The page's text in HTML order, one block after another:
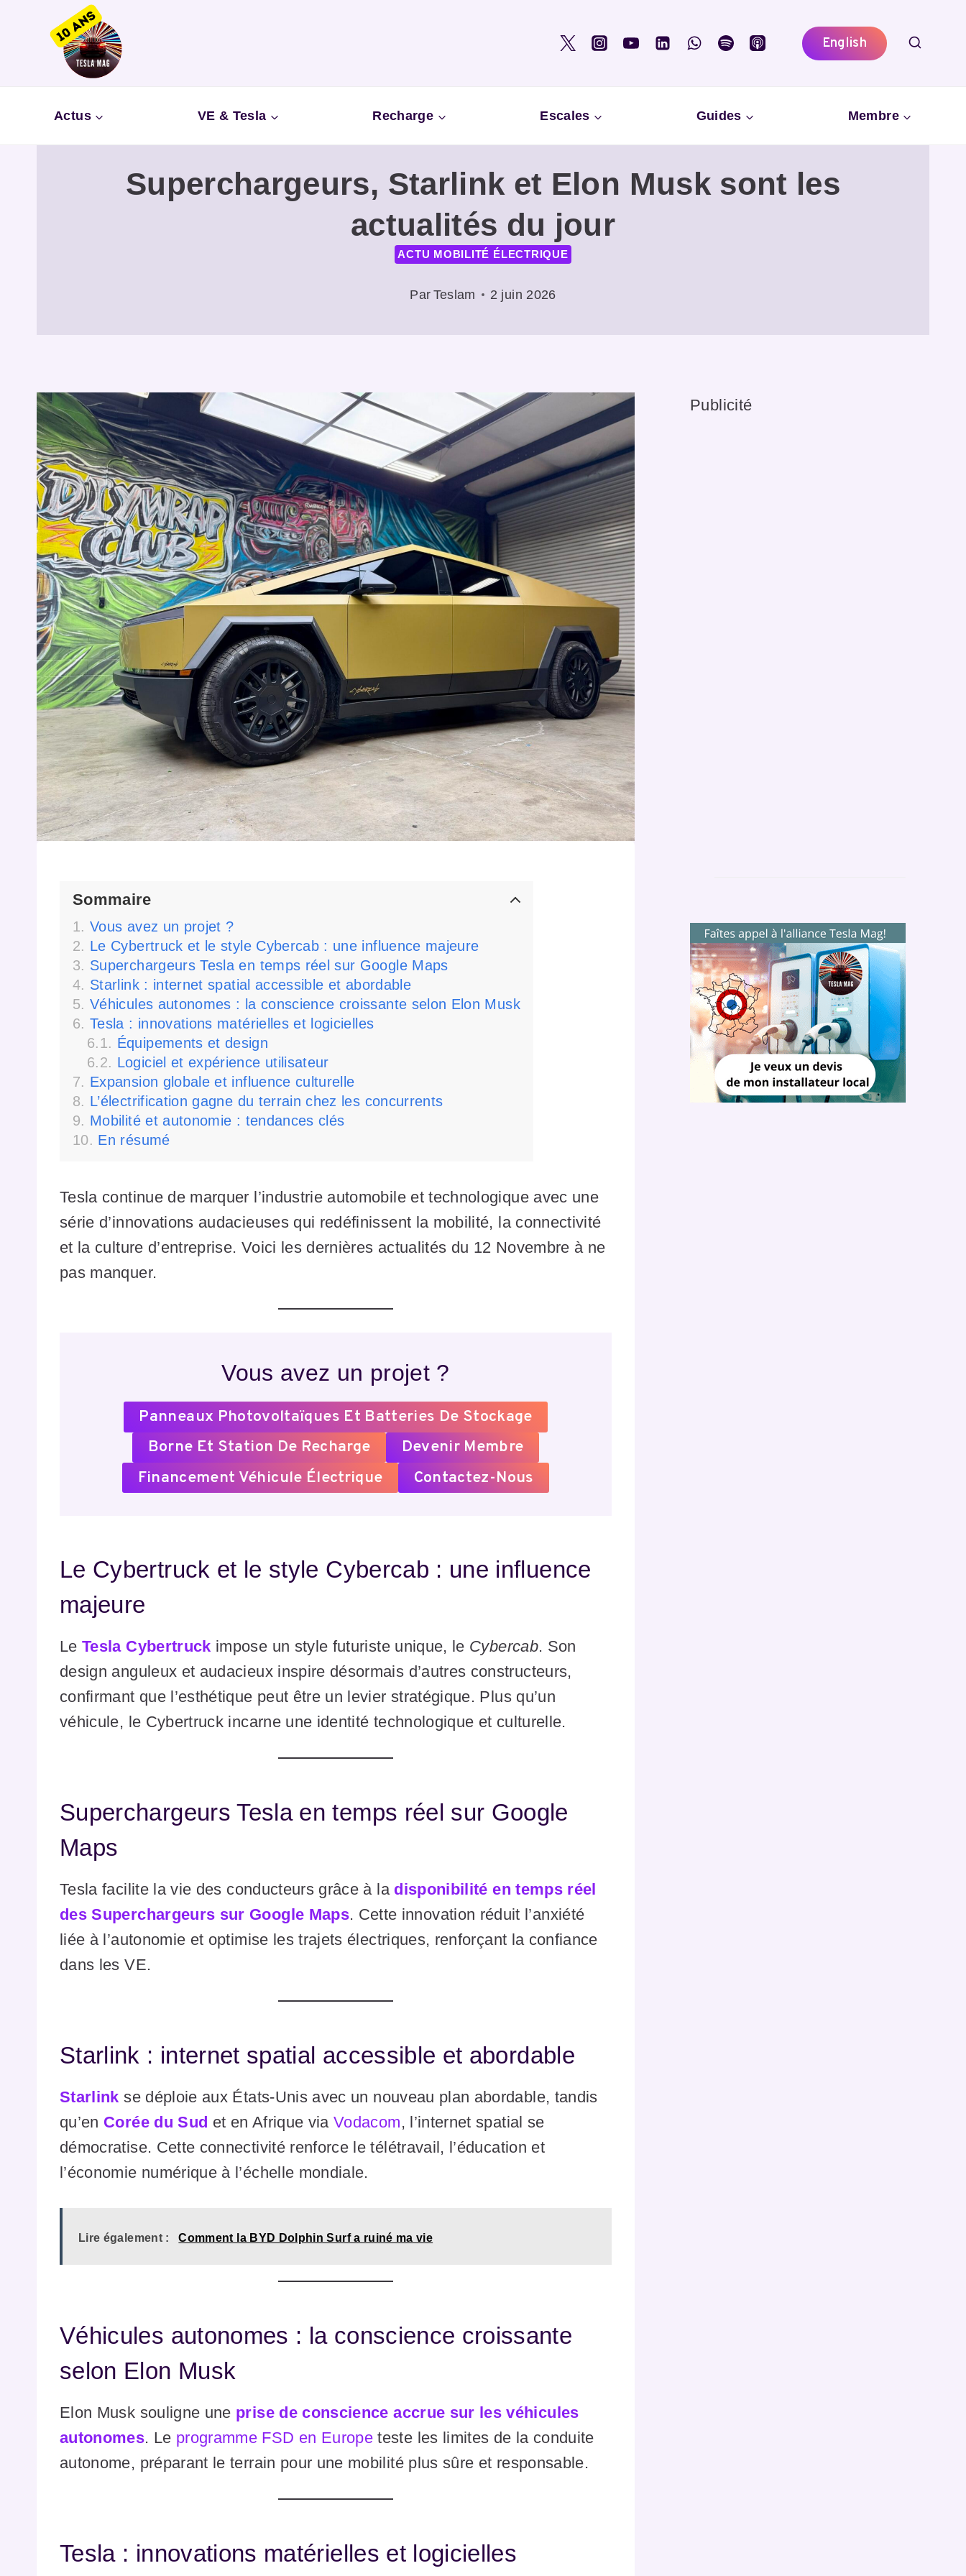
English
Actus VE & Tesla Recharge Escales Guides Membre
Superchargeurs, Starlink et Elon Musk sont les
actualités du jour
ACTU MOBILITÉ ÉLECTRIQUE
Par Teslam 2 juin 2026
Sommaire
Vous avez un projet ?
Le Cybertruck et le style Cybercab : une influence majeure
Superchargeurs Tesla en temps réel sur Google Maps
Starlink : internet spatial accessible et abordable
Véhicules autonomes : la conscience croissante selon Elon Musk
Tesla : innovations matérielles et logicielles
Équipements et design
Logiciel et expérience utilisateur
Expansion globale et influence culturelle
L’électrification gagne du terrain chez les concurrents
Mobilité et autonomie : tendances clés
En résumé
Tesla continue de marquer l’industrie automobile et technologique avec une
série d’innovations audacieuses qui redéfinissent la mobilité, la connectivité
et la culture d’entreprise. Voici les dernières actualités du 12 Novembre à ne
pas manquer.
Vous avez un projet ?
Panneaux Photovoltaïques Et Batteries De Stockage
Borne Et Station De Recharge
Devenir Membre
Financement Véhicule Électrique
Contactez-Nous
Le Cybertruck et le style Cybercab : une influence
majeure
LeTesla Cybertruck impose un style futuriste unique, le Cybercab. Son
design anguleux et audacieux inspire désormais d’autres constructeurs,
confirmant que l’esthétique peut être un levier stratégique. Plus qu’un
véhicule, le Cybertruck incarne une identité technologique et culturelle.
Superchargeurs Tesla en temps réel sur Google
Maps
Tesla facilite la vie des conducteurs grâce à la disponibilité en temps réel
des Superchargeurs sur Google Maps. Cette innovation réduit l’anxiété
liée à l’autonomie et optimise les trajets électriques, renforçant la confiance
dans les VE.
Starlink : internet spatial accessible et abordable
Starlink se déploie aux États-Unis avec un nouveau plan abordable, tandis
qu’en Corée du Sud et en Afrique viaVodacom, l’internet spatial se
démocratise. Cette connectivité renforce le télétravail, l’éducation et
l’économie numérique à l’échelle mondiale.
Lire également : Comment la BYD Dolphin Surf a ruiné ma vie
Véhicules autonomes : la conscience croissante
selon Elon Musk
Elon Musk souligne une prise de conscience accrue sur les véhicules
autonomes. Le programme FSD en Europe teste les limites de la conduite
autonome, préparant le terrain pour une mobilité plus sûre et responsable.
Tesla : innovations matérielles et logicielles
Publicité